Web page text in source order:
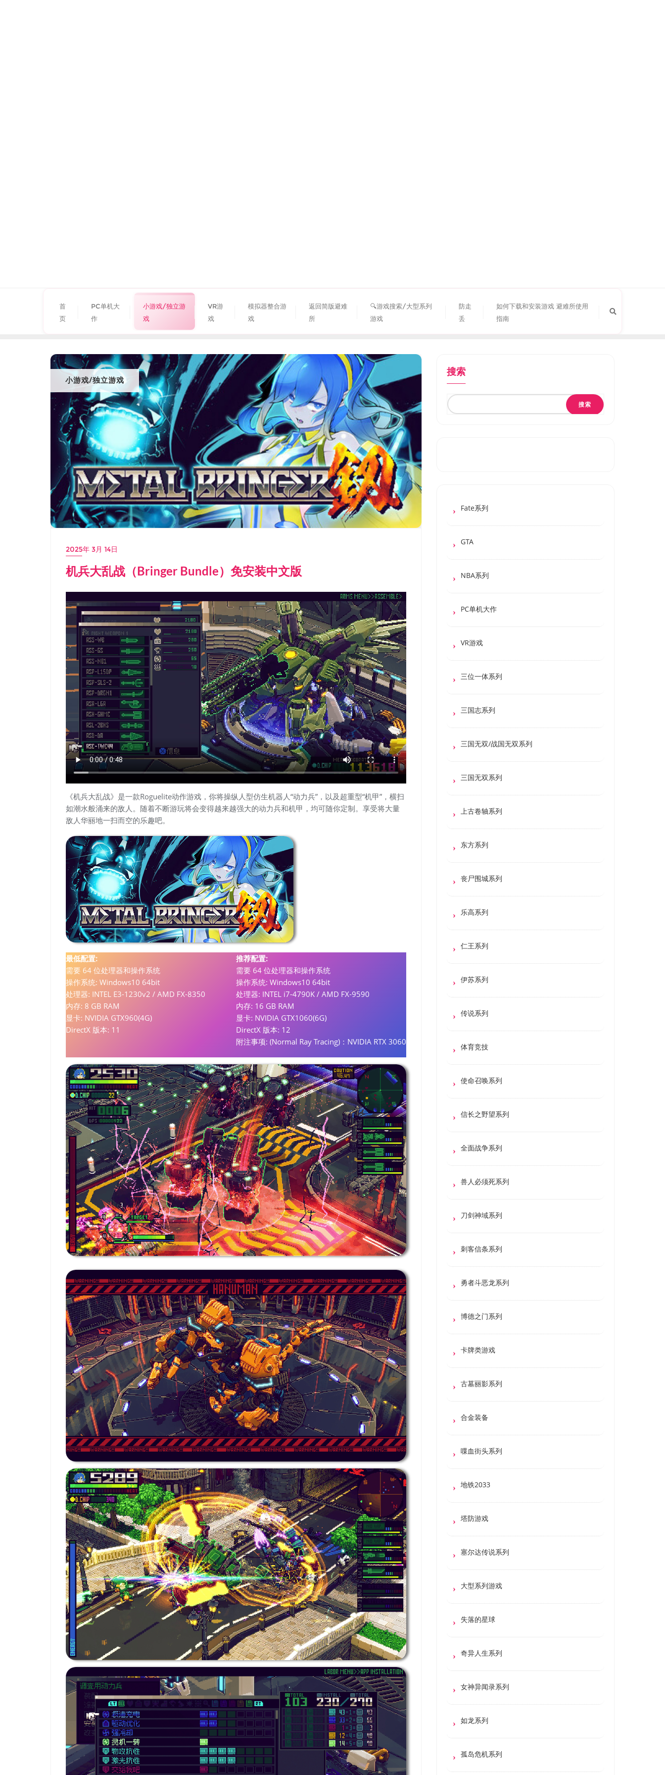
首
页
PC单机大
作
小游戏/独立游
戏
VR游
戏
模拟器整合游
戏
返回简版避难
所
🔍游戏搜索/大型系列
游戏
防走
丢
如何下载和安装游戏 避难所使用
指南
小游戏/独立游戏
2025年 3月 14日
机兵大乱战（Bringer Bundle）免安装中文版
《机兵大乱战》是一款Roguelite动作游戏，你将操纵人型仿生机器人“动力兵”，以及超重型“机甲”，横扫
如潮水般涌来的敌人。随着不断游玩将会变得越来越强大的动力兵和机甲，均可随你定制。享受将大量
敌人华丽地一扫而空的乐趣吧。
最低配置:
需要 64 位处理器和操作系统
操作系统: Windows10 64bit
处理器: INTEL E3-1230v2 / AMD FX-8350
内存: 8 GB RAM
显卡: NVIDIA GTX960(4G)
DirectX 版本: 11
推荐配置:
需要 64 位处理器和操作系统
操作系统: Windows10 64bit
处理器: INTEL i7-4790K / AMD FX-9590
内存: 16 GB RAM
显卡: NVIDIA GTX1060(6G)
DirectX 版本: 12
附注事项: (Normal Ray Tracing)：NVIDIA RTX 3060
搜索
搜索
Fate系列
GTA
NBA系列
PC单机大作
VR游戏
三位一体系列
三国志系列
三国无双/战国无双系列
三国无双系列
上古卷轴系列
东方系列
丧尸围城系列
乐高系列
仁王系列
伊苏系列
传说系列
体育竞技
使命召唤系列
信长之野望系列
全面战争系列
兽人必须死系列
刀剑神域系列
刺客信条系列
勇者斗恶龙系列
博德之门系列
卡牌类游戏
古墓丽影系列
合金装备
喋血街头系列
地铁2033
塔防游戏
塞尔达传说系列
大型系列游戏
失落的星球
奇异人生系列
女神异闻录系列
如龙系列
孤岛危机系列